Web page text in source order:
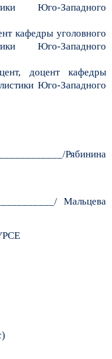
Юго-Западного
кафедры уголовного
Юго-Западного
доцент кафедры
Юго-Западного
Рябинина
Мальцева